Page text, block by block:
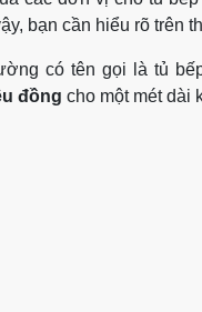
bạn cần hiểu rõ trên
có tên gọi là tủ
đồng cho một mét dài